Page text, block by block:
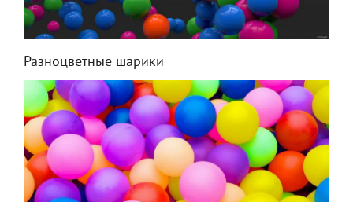
Разноцветные шарики